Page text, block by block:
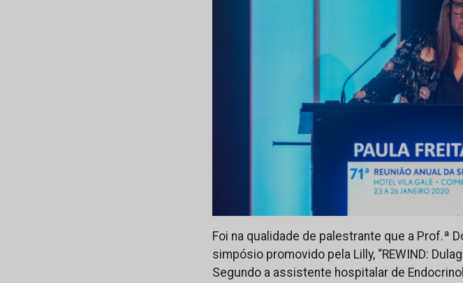
Foi na qualidade de palestrante que a Prof.ª
simpósio promovido pela Lilly, “REWIND:
Segundo a assistente hospitalar de